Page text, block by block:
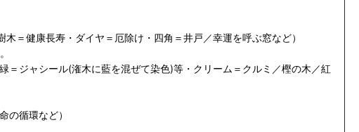
＝健康長寿・ダイヤ＝厄除け・四角＝井戸／幸運を呼ぶ窓など）
＝ジャシール(潅木に藍を混ぜて染色)等・クリーム＝クルミ／樫の木／紅
循環など）